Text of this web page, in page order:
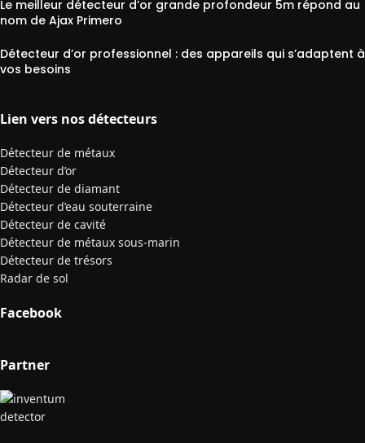
Le meilleur détecteur d’or grande profondeur 5m répond au
nom de Ajax Primero
Détecteur d’or professionnel : des appareils qui s’adaptent à
vos besoins
Lien vers nos détecteurs
Détecteur de métaux
Détecteur d’or
Détecteur de diamant
Détecteur d’eau souterraine
Détecteur de cavité
Détecteur de métaux sous-marin
Détecteur de trésors
Radar de sol
Facebook
Partner